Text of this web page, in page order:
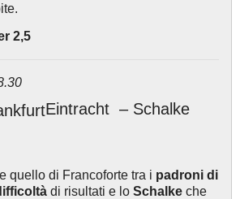
2,5
Eintracht – Schalke
quello di Francoforte tra i padroni di
di risultati e lo Schalke che